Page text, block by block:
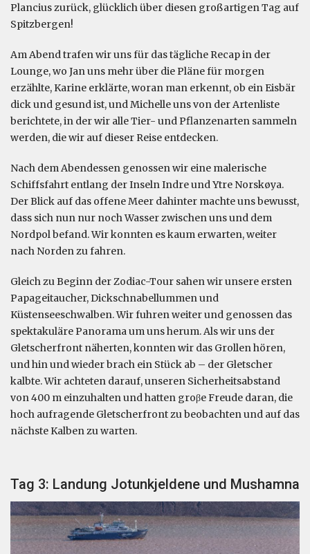
Plancius zurück, glücklich über diesen großartigen Tag auf
Spitzbergen!
Am Abend trafen wir uns für das tägliche Recap in der
Lounge, wo Jan uns mehr über die Pläne für morgen
erzählte, Karine erklärte, woran man erkennt, ob ein Eisbär
dick und gesund ist, und Michelle uns von der Artenliste
berichtete, in der wir alle Tier- und Pflanzenarten sammeln
werden, die wir auf dieser Reise entdecken.
Nach dem Abendessen genossen wir eine malerische
Schiffsfahrt entlang der Inseln Indre und Ytre Norskøya.
Der Blick auf das offene Meer dahinter machte uns bewusst,
dass sich nun nur noch Wasser zwischen uns und dem
Nordpol befand. Wir konnten es kaum erwarten, weiter
nach Norden zu fahren.
Gleich zu Beginn der Zodiac-Tour sahen wir unsere ersten
Papageitaucher, Dickschnabellummen und
Küstenseeschwalben. Wir fuhren weiter und genossen das
spektakuläre Panorama um uns herum. Als wir uns der
Gletscherfront näherten, konnten wir das Grollen hören,
und hin und wieder brach ein Stück ab – der Gletscher
kalbte. Wir achteten darauf, unseren Sicherheitsabstand
von 400 m einzuhalten und hatten groβe Freude daran, die
hoch aufragende Gletscherfront zu beobachten und auf das
nächste Kalben zu warten.
Tag 3: Landung Jotunkjeldene und Mushamna